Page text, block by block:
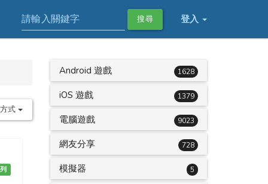
登入
搜尋
式
Android 遊戲 1628
iOS 遊戲 1379
電腦遊戲 9023
網友分享 728
模擬器 5